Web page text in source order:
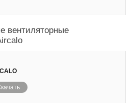
вентиляторные